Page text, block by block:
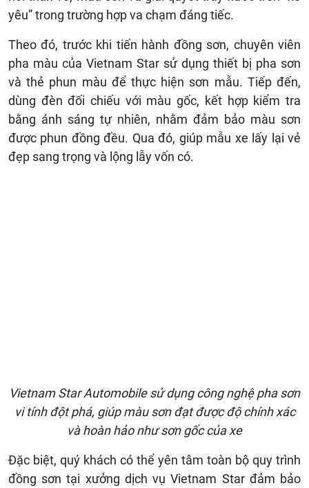
yêu” trong trường hợp va chạm đáng tiếc.
Theo đó, trước khi tiến hành đồng sơn, chuyên viên
pha màu của Vietnam Star sử dụng thiết bị pha sơn
và thẻ phun màu để thực hiện sơn mẫu. Tiếp đến,
dùng đèn đối chiếu với màu gốc, kết hợp kiểm tra
bằng ánh sáng tự nhiên, nhằm đảm bảo màu sơn
được phun đồng đều. Qua đó, giúp mẫu xe lấy lại vẻ
đẹp sang trọng và lộng lẫy vốn có.
Vietnam Star Automobile sử dụng công nghệ pha sơn
vi tính đột phá, giúp màu sơn đạt được độ chính xác
và hoàn hảo như sơn gốc của xe
Đặc biệt, quý khách có thể yên tâm toàn bộ quy trình
đồng sơn tại xưởng dịch vụ Vietnam Star đảm bảo